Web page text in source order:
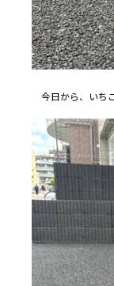
今日から、いち